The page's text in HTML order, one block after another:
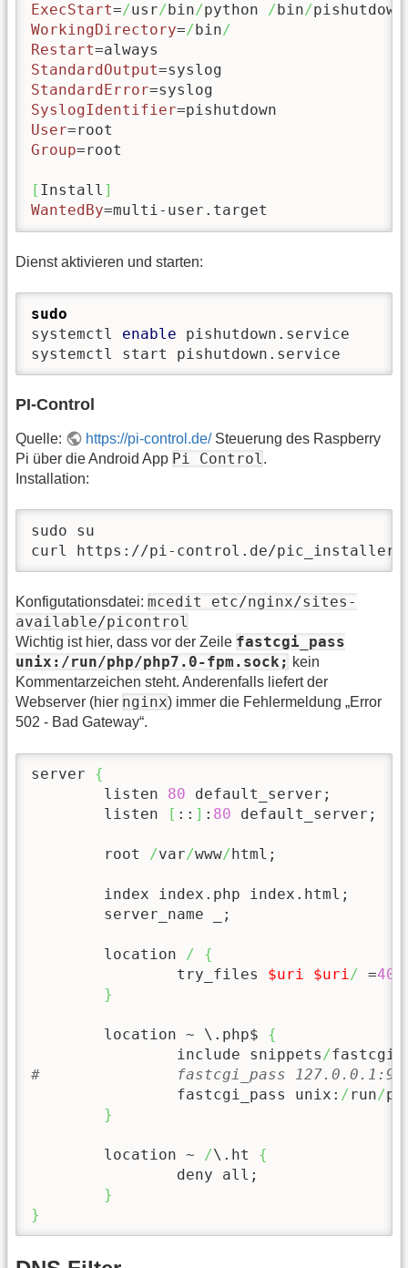
ExecStart=/usr/ bin/python / bin/
WorkingDirectory=/ bin/
Restart
StandardOutput
StandardError
SyslogIdentifier
User
Group=root
[ Install ]
WantedBy=multi-user.target
Dienst aktivieren und starten:
sudo
systemctl enable pishutdown.service
systemctl start pishutdown.service
PI-Control
Quelle: https://pi-control.de/Steuerung des Raspberry
Pi über die Android App Pi Control.
Installation:
sudo su
curl https://pi-control.de/pic_installer |
Konfigutationsdatei: mcedit etc/nginx/sites-
available/picontrol
Wichtig ist hier, dass vor der Zeile fastcgi_pass
unix:/run/php/php7.0-fpm.sock; kein
Kommentarzeichen steht. Anderenfalls liefert der
Webserver (hier nginx) immer die Fehlermeldung „Error
502 - Bad Gateway“.
server {
        listen
80 default_server;
        listen
[ :: ] : 80 default_server;
        root
/var/www/html;
        index index.php index.html;
        server_name _;
        location
/
{
                try_files
$uri $uri / =404
}
        location ~ \.php$
{
                include snippets
/
#               fastcgi_pass
                fastcgi_pass unix:
/run/
}
        location ~
/\.ht {
                deny all;
}
}